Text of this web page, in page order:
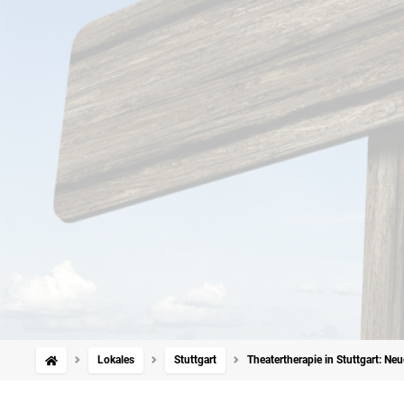
Lokales Stuttgart Theatertherapie in Stuttgart: